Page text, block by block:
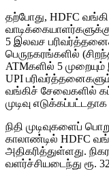
தற்போது, HDFC வங்கி
5 இலவச
பெருநகரங்களில்
ATMகளில் 5
UPI
வங்கிச் சேவைகளில்
முடிவு
நிதி முடிவுகளைப்
காலாண்டில் HDFC
அதிகரித்துள்ளது.
வளர்ச்சியடைந்து ரூ.